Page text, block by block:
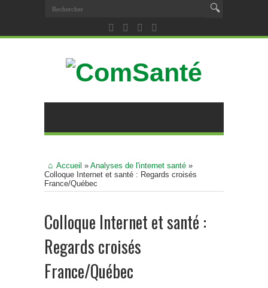
Accueil » Analyses de l'internet santé »
Colloque Internet et santé : Regards croisés
France/Québec
Colloque Internet et santé :
Regards croisés
France/Québec